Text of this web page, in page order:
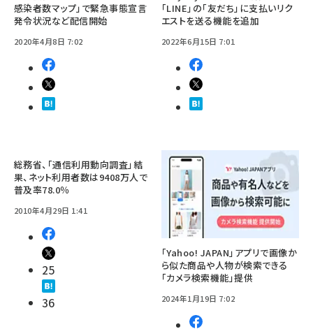
感染者数マップ」で緊急事態宣言
発令状況など配信開始
2020年4月8日 7:02
「LINE」の「友だち」に支払いリク
エストを送る機能を追加
2022年6月15日 7:01
総務省、「通信利用動向調査」結
果、ネット利用者数は9408万人で
普及率78.0％
2010年4月29日 1:41
25
36
「Yahoo! JAPAN」アプリで画像か
ら似た商品や人物が検索できる
「カメラ検索機能」提供
2024年1月19日 7:02